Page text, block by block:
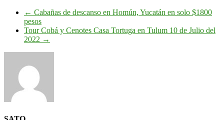
← Cabañas de descanso en Homún, Yucatán en solo $1800
pesos
Tour Cobá y Cenotes Casa Tortuga en Tulum 10 de Julio del
2022 →